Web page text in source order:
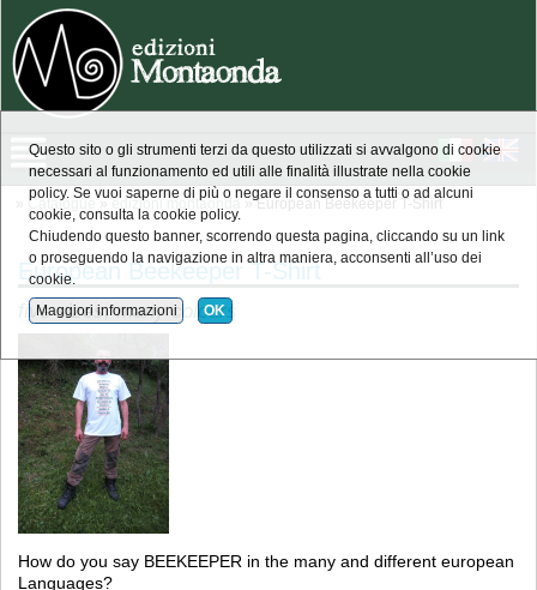
» Catalogue » edizioni montaonda » European Beekeeper T-Shirt
European Beekeeper T-Shirt
five sizes, many colours
How do you say BEEKEEPER in the many and different european
Languages?
Questo sito o gli strumenti terzi da questo utilizzati si avvalgono di cookie
necessari al funzionamento ed utili alle finalità illustrate nella cookie
policy. Se vuoi saperne di più o negare il consenso a tutti o ad alcuni
cookie, consulta la cookie policy.
Chiudendo questo banner, scorrendo questa pagina, cliccando su un link
o proseguendo la navigazione in altra maniera, acconsenti all’uso dei
cookie.
Maggiori informazioni OK